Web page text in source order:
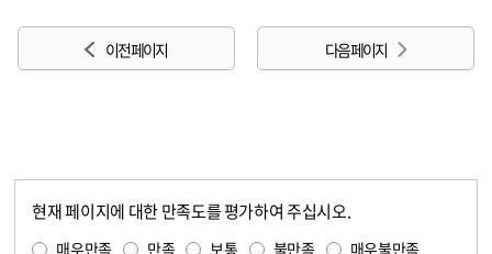
이전 페이지 다음 페이지
현재 페이지에 대한 만족도를 평가하여 주십시오.
매우만족 만족 보통 불만족 매우불만족